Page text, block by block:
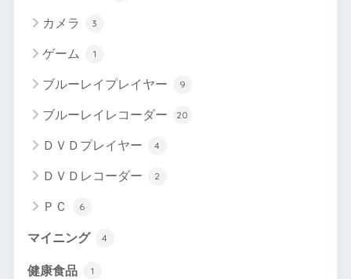
カメラ 3
ゲーム 1
ブルーレイプレイヤー 9
ブルーレイレコーダー 20
ＤＶＤプレイヤー 4
ＤＶＤレコーダー 2
ＰＣ 6
マイニング 4
健康食品 1